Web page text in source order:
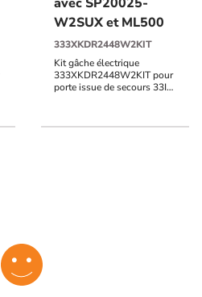
W2SUX et ML500
333XKDR2448W2KIT
Kit gâche électrique
333XKDR2448W2KIT pour
porte issue de secours 33IS,
Droite, 6000N, à rupture de